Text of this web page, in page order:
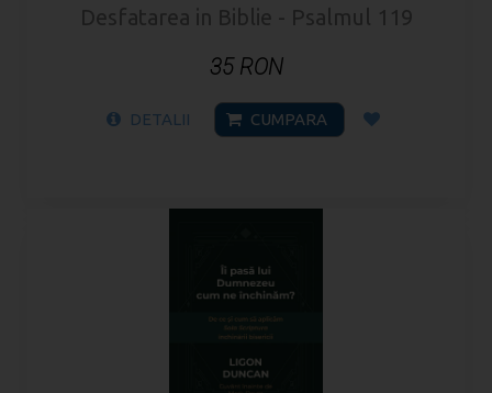
Desfatarea in Biblie - Psalmul 119
35 RON
DETALII CUMPARA